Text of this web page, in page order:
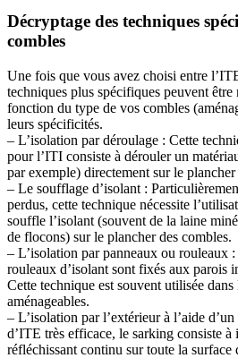
Décryptage des techniques
combles
Une fois que vous avez choisi entre
techniques plus spécifiques peuvent
fonction du type de vos combles
leurs spécificités.
– L’isolation par déroulage : Cette
pour l’ITI consiste à dérouler un
par exemple) directement sur le plancher
– Le soufflage d’isolant :
perdus, cette technique nécessite
souffle l’isolant (souvent de la laine
de flocons) sur le plancher des combles.
– L’isolation par panneaux ou rouleaux
rouleaux d’isolant sont fixés aux parois
Cette technique est souvent utilisée dans
aménageables.
– L’isolation par l’extérieur à l’aide
d’ITE très efficace, le sarking consiste à
réfléchissant continu sur toute la surface